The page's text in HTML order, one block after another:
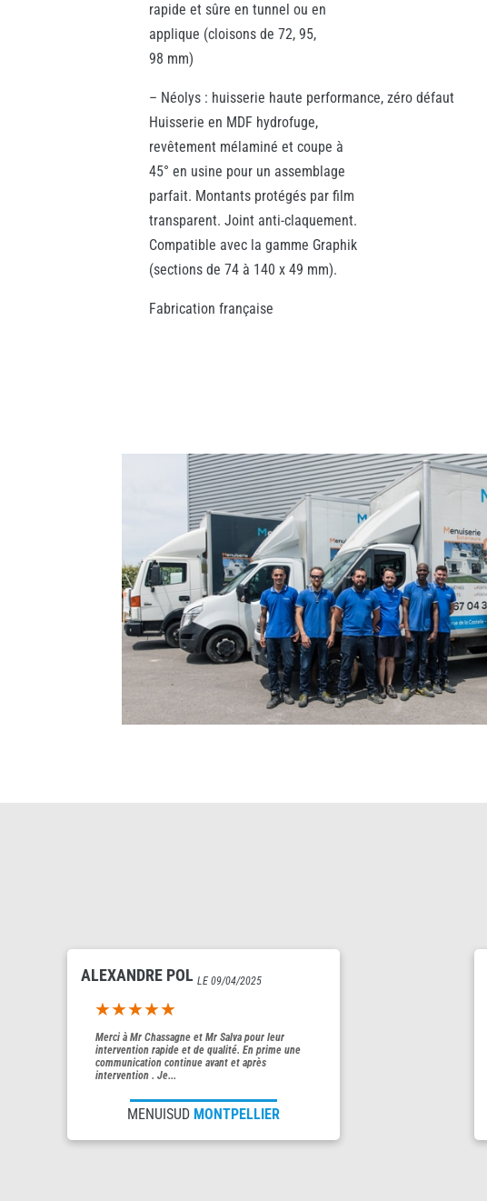
rapide et sûre en tunnel ou en
applique (cloisons de 72, 95,
98 mm)
– Néolys : huisserie haute performance, zéro défaut
Huisserie en MDF hydrofuge,
revêtement mélaminé et coupe à
45° en usine pour un assemblage
parfait. Montants protégés par film
transparent. Joint anti-claquement.
Compatible avec la gamme Graphik
(sections de 74 à 140 x 49 mm).
Fabrication française
ALEXANDRE POL LE 09/04/2025
5out of 5
Merci à Mr Chassagne et Mr Salva pour leur
intervention rapide et de qualité. En prime une
communication continue avant et après
intervention . Je...
MENUISUD MONTPELLIER